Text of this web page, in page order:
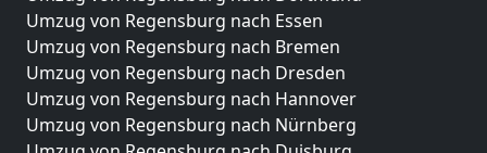
Umzug von Regensburg nach Essen
Umzug von Regensburg nach Bremen
Umzug von Regensburg nach Dresden
Umzug von Regensburg nach Hannover
Umzug von Regensburg nach Nürnberg